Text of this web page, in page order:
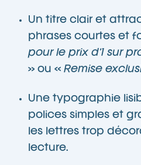
Un titre clair et
phrases courtes et
pour le prix d’1 sur
» ou « Remise
Une typographie
polices simples et
les lettres trop
lecture.